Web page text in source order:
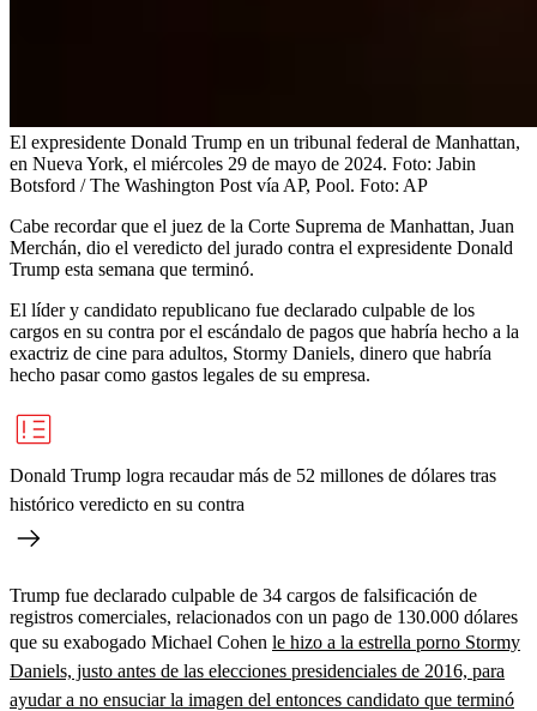
El expresidente Donald Trump en un tribunal federal de Manhattan,
en Nueva York, el miércoles 29 de mayo de 2024. Foto: Jabin
Botsford / The Washington Post vía AP, Pool. Foto: AP
Cabe recordar que el juez de la Corte Suprema de Manhattan, Juan
Merchán, dio el veredicto del jurado contra el expresidente Donald
Trump esta semana que terminó.
El líder y candidato republicano fue declarado culpable de los
cargos en su contra por el escándalo de pagos que habría hecho a la
exactriz de cine para adultos, Stormy Daniels, dinero que habría
hecho pasar como gastos legales de su empresa.
Donald Trump logra recaudar más de 52 millones de dólares tras
histórico veredicto en su contra
Trump fue declarado culpable de 34 cargos de falsificación de
registros comerciales, relacionados con un pago de 130.000 dólares
que su exabogado Michael Cohen le hizo a la estrella porno Stormy
Daniels, justo antes de las elecciones presidenciales de 2016, para
ayudar a no ensuciar la imagen del entonces candidato que terminó